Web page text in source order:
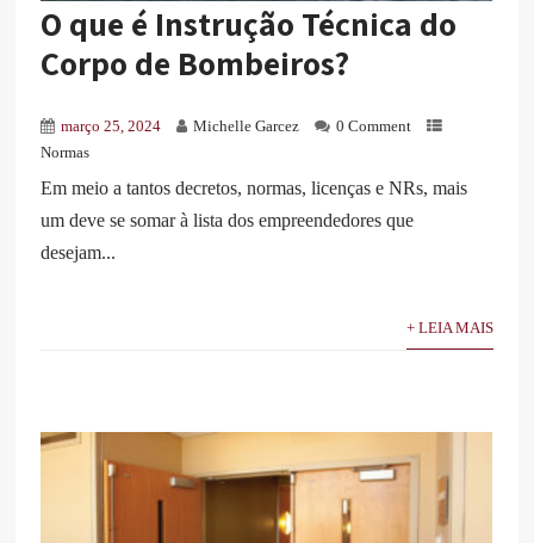
O que é Instrução Técnica do
Corpo de Bombeiros?
março 25, 2024 Michelle Garcez
0 Comment
Normas
Em meio a tantos decretos, normas, licenças e NRs, mais
um deve se somar à lista dos empreendedores que
desejam...
+ LEIA MAIS